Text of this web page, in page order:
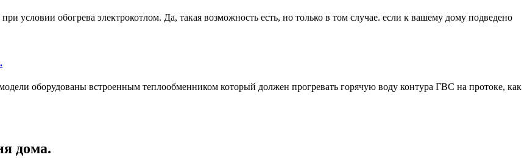
условии обогрева электрокотлом. Да, такая возможность есть, но только в том случае. если к вашему дому подведено
оборудованы встроенным теплообменником который должен прогревать горячую воду контура ГВС на протоке, как
дома.